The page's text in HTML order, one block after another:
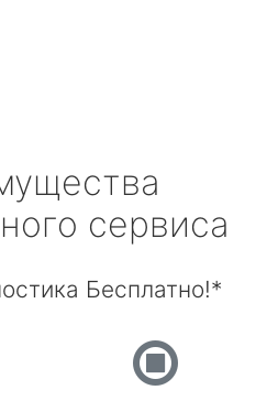
сервиса
Бесплатно!*